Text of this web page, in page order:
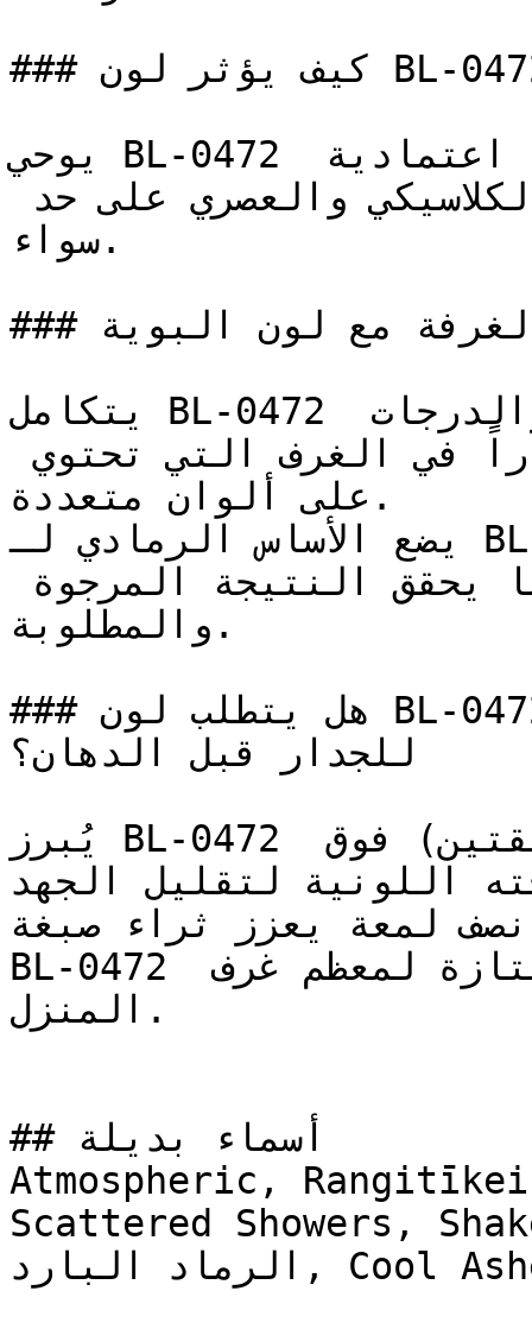
### كيف يؤثر لون BL-0472 على الإضاءة واتساع الغرفة؟
يوحي BL-0472 بالثبات والاتزان، ويوفر خلفية اعتمادية
سواء.
### كيف أنسق ديكور الغرفة مع لون البوية BL-0472؟
يتكامل BL-0472 جيداً مع معظم المحايدات والدرجات
على ألوان متعددة.
يضع الأساس الرمادي لـ BL-0472 كخيار افتراضي احترافي
والمطلوبة.
### هل يتطلب لون BL-0472 تأسيس أو معالجة خاصة
للجدار قبل الدهان؟
يُبرز BL-0472 عمقه الكامل بطلاء وجهين (طبقتين) فوق
اللونية لتقليل الجهد.
لمعة يعزز ثراء صبغة
BL-0472 ويوفر قابلية تنظيف ممتازة لمعظم غرف
المنزل.
## أسماء بديلة
Atmospheric, Rangitīkei
Scattered Showers,
الرماد البارد, Cool Ashes